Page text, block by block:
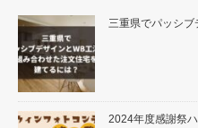
三重県でパッシ
2024年度感謝祭